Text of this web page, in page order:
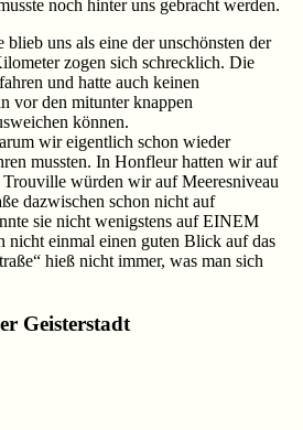
noch hinter uns gebracht werden.
uns als eine der unschönsten der
zogen sich schrecklich. Die
und hatte auch keinen
vor den mitunter knappen
können.
wir eigentlich schon wieder
mussten. In Honfleur hatten wir auf
Trouville würden wir auf Meeresniveau
dazwischen schon nicht auf
sie nicht wenigstens auf EINEM
nicht einmal einen guten Blick auf das
hieß nicht immer, was man sich
Geisterstadt